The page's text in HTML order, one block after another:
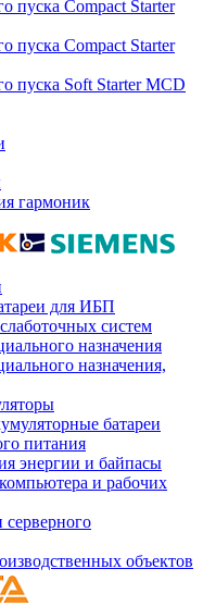
пуска Compact Starter
пуска Compact Starter
пуска Soft Starter MCD
гармоник
для ИБП
систем
назначения
назначения,
батареи
питания
энергии и байпасы
и рабочих
объектов